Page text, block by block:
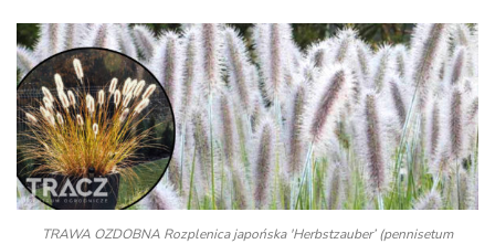
TRAWA OZDOBNA Rozplenica japońska 'Herbstzauber’ (pennisetum